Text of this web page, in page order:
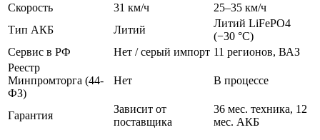
Скорость
31 км/ч
25–35 км/ч
Тип АКБ
Литий
Литий LiFePO4
(−30 °C)
Сервис в РФ
Нет / серый импорт 11 регионов, ВАЗ
Реестр
Минпромторга (44-
ФЗ)
Нет В процессе
Гарантия
Зависит от
поставщика
36 мес. техника, 12
мес. АКБ